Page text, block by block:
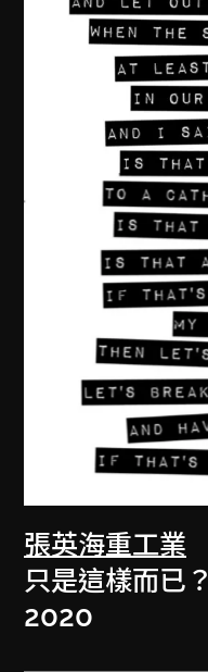
張英海重工業
只是這樣而已？
2020